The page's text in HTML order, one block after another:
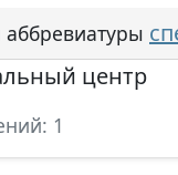
центр
1